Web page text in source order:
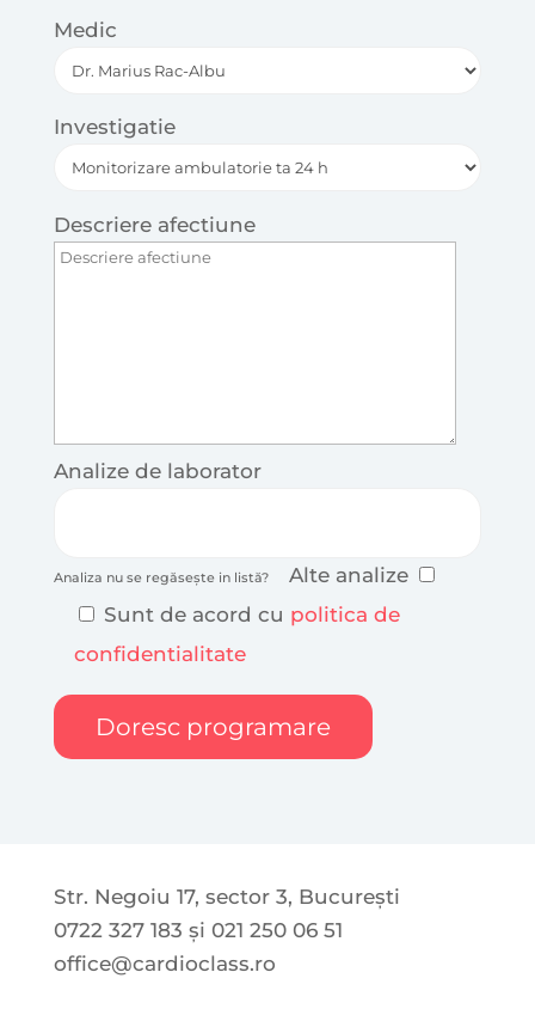
Medic
Investigatie
Descriere afectiune
Analize de laborator
Analiza nu se regăsește in listă?
Alte analize
Sunt de acord cu politica de
confidentialitate
Str. Negoiu 17, sector 3, București
0722 327 183 și 021 250 06 51
office@cardioclass.ro